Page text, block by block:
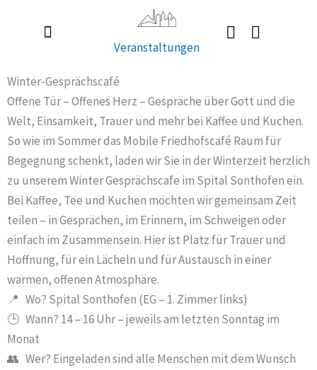
Veranstaltungen
Winter-Gesprächscafé
Offene Tür – Offenes Herz – Gespräche über Gott und die
Welt, Einsamkeit, Trauer und mehr bei Kaffee und Kuchen.
So wie im Sommer das Mobile Friedhofscafé Raum für
Begegnung schenkt, laden wir Sie in der Winterzeit herzlich
zu unserem Winter Gesprächscafe im Spital Sonthofen ein.
Bei Kaffee, Tee und Kuchen möchten wir gemeinsam Zeit
teilen – in Gesprächen, im Erinnern, im Schweigen oder
einfach im Zusammensein. Hier ist Platz für Trauer und
Hoffnung, für ein Lächeln und für Austausch in einer
warmen, offenen Atmosphäre.
📍 Wo? Spital Sonthofen (EG – 1. Zimmer links)
🕒 Wann? 14 – 16 Uhr – jeweils am letzten Sonntag im
Monat
👥 Wer? Eingeladen sind alle Menschen mit dem Wunsch